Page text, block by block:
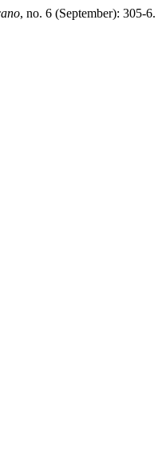
, no. 6 (September): 305-6.